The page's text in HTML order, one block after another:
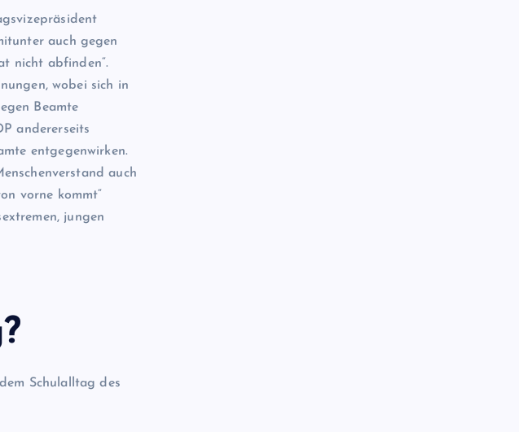
auch gegen
nicht abfinden“.
wobei sich in
Beamte
andererseits
entgegenwirken.
auch
vorne kommt“
jungen
Schulalltag des